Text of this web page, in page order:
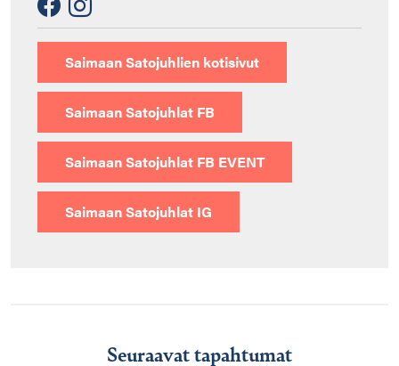
Saimaan Satojuhlien kotisivut
Saimaan Satojuhlat FB
Saimaan Satojuhlat FB EVENT
Saimaan Satojuhlat IG
Seuraavat tapahtumat